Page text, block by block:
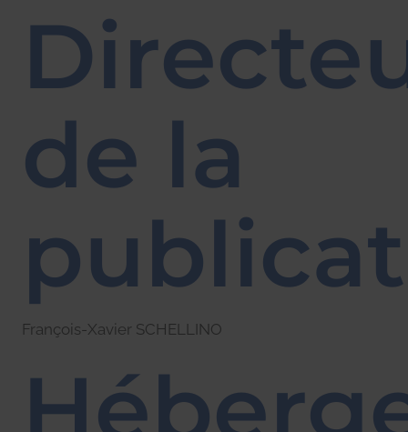
de la
François-Xavier SCHELLINO